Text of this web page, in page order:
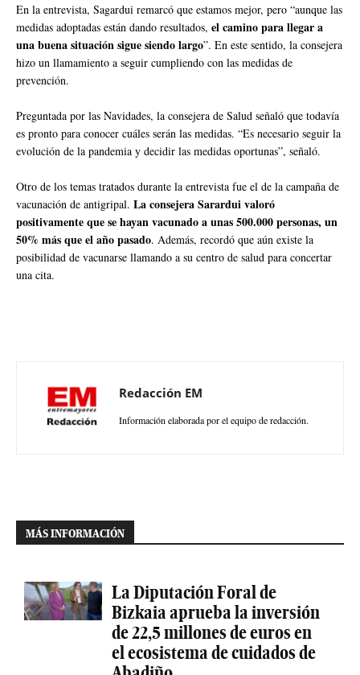
En la entrevista, Sagardui remarcó que estamos mejor, pero “aunque las
medidas adoptadas están dando resultados, el camino para llegar a
una buena situación sigue siendo largo”. En este sentido, la consejera
hizo un llamamiento a seguir cumpliendo con las medidas de
prevención.
Preguntada por las Navidades, la consejera de Salud señaló que todavía
es pronto para conocer cuáles serán las medidas. “Es necesario seguir la
evolución de la pandemia y decidir las medidas oportunas”, señaló.
Otro de los temas tratados durante la entrevista fue el de la campaña de
vacunación de antigripal. La consejera Sarardui valoró
positivamente que se hayan vacunado a unas 500.000 personas, un
50% más que el año pasado. Además, recordó que aún existe la
posibilidad de vacunarse llamando a su centro de salud para concertar
una cita.
Redacción EM
Información elaborada por el equipo de redacción.
MÁS INFORMACIÓN
La Diputación Foral de
Bizkaia aprueba la inversión
de 22,5 millones de euros en
el ecosistema de cuidados de